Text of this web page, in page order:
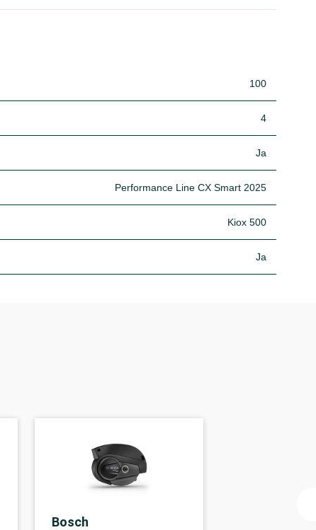
100
4
Ja
Performance Line CX Smart 2025
Kiox 500
Ja
Bosch